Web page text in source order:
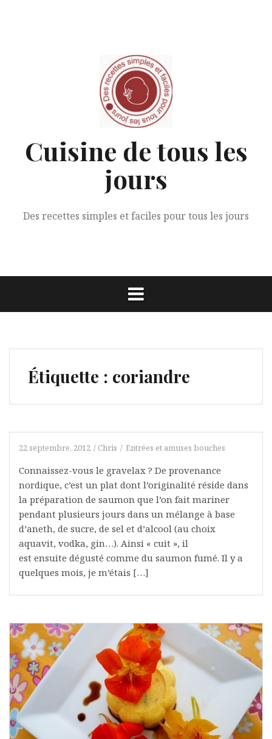
Cuisine de tous les
jours
Des recettes simples et faciles pour tous les jours
Étiquette : coriandre
22 septembre, 2012 Chris Entrées et amuses bouches
Connaissez-vous le gravelax ? De provenance
nordique, c’est un plat dont l’originalité réside dans
la préparation de saumon que l’on fait mariner
pendant plusieurs jours dans un mélange à base
d’aneth, de sucre, de sel et d’alcool (au choix
aquavit, vodka, gin…). Ainsi « cuit », il
est ensuite dégusté comme du saumon fumé. Il y a
quelques mois, je m’étais […]